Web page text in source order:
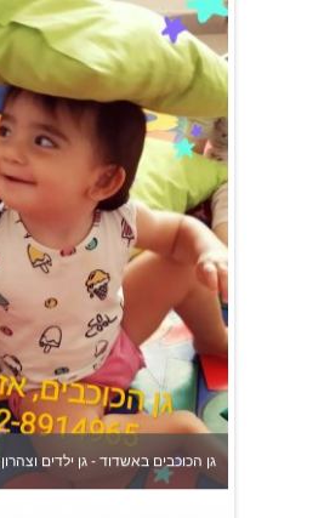
גן הכוכבים באשדוד - גן ילדים וצהרון